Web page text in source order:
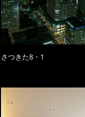
さつきた8・1